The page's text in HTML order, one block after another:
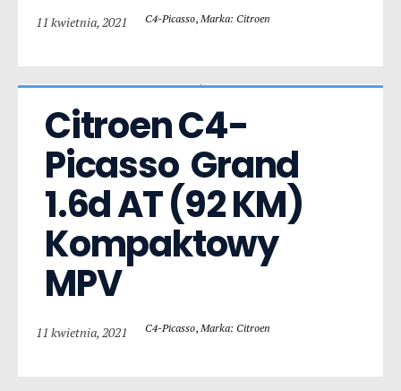
11 kwietnia, 2021 C4-Picasso, Marka: Citroen
Citroen C4-
Picasso  Grand
1.6d AT (92 KM)
Kompaktowy
MPV
11 kwietnia, 2021 C4-Picasso, Marka: Citroen